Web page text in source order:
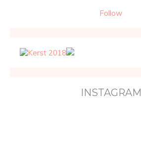
Follow
INSTAGRAM